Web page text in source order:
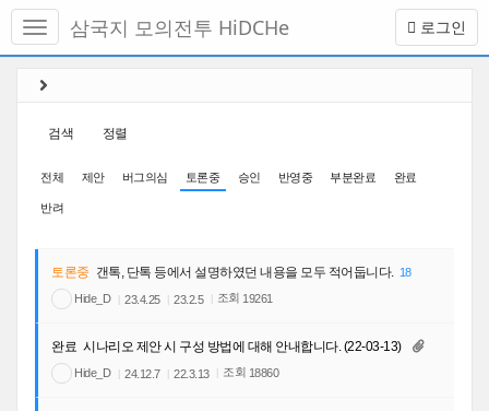
메
토
로그인
삼국지 모의전투 HiDCHe
검색 정렬
전체 제안 버그의심 토론중 승인 반영중 부분완료 완료
반려
토론중 갠톡, 단톡 등에서 설명하였던 내용을 모두 적어둡니다. 18
Hide_D 23.4.25 23.2.5 조회 19261
완료 시나리오 제안 시 구성 방법에 대해 안내합니다. (22-03-13)
Hide_D 24.12.7 22.3.13 조회 18860